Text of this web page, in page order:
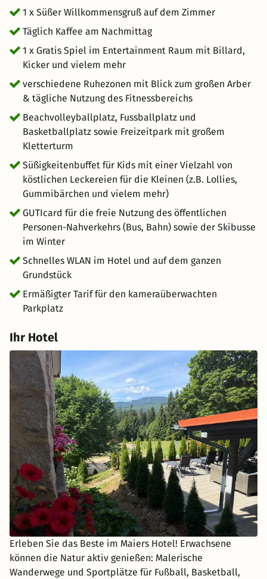
1 x Süßer Willkommensgruß auf dem Zimmer
Täglich Kaffee am Nachmittag
1 x Gratis Spiel im Entertainment Raum mit Billard,
Kicker und vielem mehr
verschiedene Ruhezonen mit Blick zum großen Arber
& tägliche Nutzung des Fitnessbereichs
Beachvolleyballplatz, Fussballplatz und
Basketballplatz sowie Freizeitpark mit großem
Kletterturm
Süßigkeitenbuffet für Kids mit einer Vielzahl von
köstlichen Leckereien für die Kleinen (z.B. Lollies,
Gummibärchen und vielem mehr)
GUTIcard für die freie Nutzung des öffentlichen
Personen-Nahverkehrs (Bus, Bahn) sowie der Skibusse
im Winter
Schnelles WLAN im Hotel und auf dem ganzen
Grundstück
Ermäßigter Tarif für den kameraüberwachten
Parkplatz
Ihr Hotel
Erleben Sie das Beste im Maiers Hotel! Erwachsene
können die Natur aktiv genießen: Malerische
Wanderwege und Sportplätze für Fußball, Basketball,